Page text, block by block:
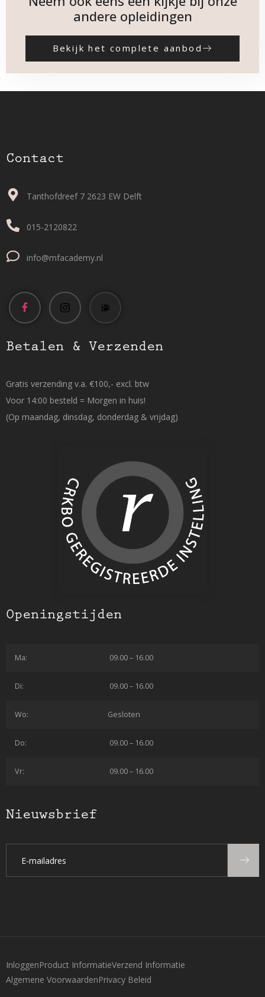
andere opleidingen
Bekijk het complete aanbod
Contact
Tanthofdreef 7 2623 EW Delft
015-2120822
info@mfacademy.nl
Betalen & Verzenden
Gratis verzending v.a. €100,- excl. btw
Voor 14:00 besteld = Morgen in huis!
(Op maandag, dinsdag, donderdag & vrijdag)
Openingstijden
Ma: 09.00 – 16.00
Di: 09.00 – 16.00
Wo: Gesloten
Do: 09.00 – 16.00
Vr: 09.00 – 16.00
Nieuwsbrief
InloggenProduct InformatieVerzend Informatie
Algemene VoorwaardenPrivacy Beleid